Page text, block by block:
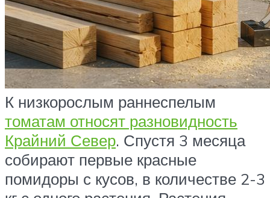
К низкорослым раннеспелым
томатам относят разновидность
Крайний Север. Спустя 3 месяца
собирают первые красные
помидоры с кусов, в количестве 2-3